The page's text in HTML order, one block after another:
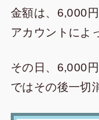
金額は、6,000
アカウントによ
その日、6,000
ではその後一切